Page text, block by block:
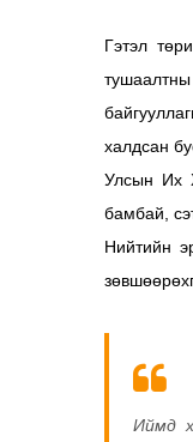
Гэтэл
халдсан
Улсын Их
бамбай,
Нийтийн
Иймд